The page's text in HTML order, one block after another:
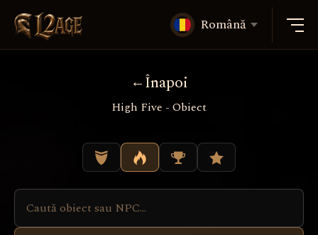
Română
Înapoi
High Five - Obiect